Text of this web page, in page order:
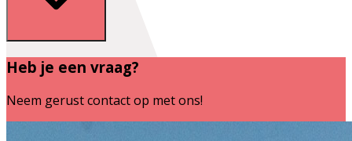
Heb je een vraag?
Neem gerust contact op met ons!